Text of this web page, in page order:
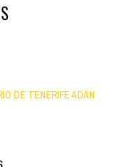
DE TENERIFE ADÁN